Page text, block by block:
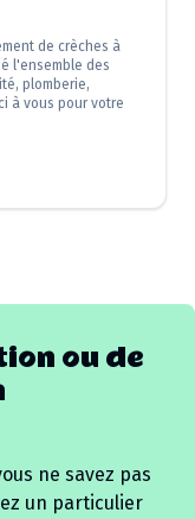
de crèches à
l'ensemble des
plomberie,
à vous pour votre
ou de
ne savez pas
un particulier